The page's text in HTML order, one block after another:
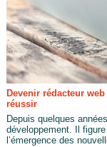
Devenir rédacteur
réussir
Depuis quelques
développement. Il
l’émergence des